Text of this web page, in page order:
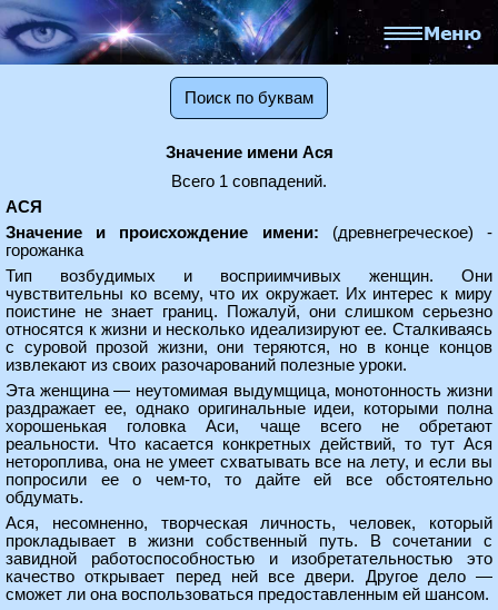
Поиск по буквам
Значение имени Ася
Всего 1 совпадений.
АСЯ
Значение и происхождение имени: (древнегреческое) -
горожанка
Тип возбудимых и восприимчивых женщин. Они
чувствительны ко всему, что их окружает. Их интерес к миру
поистине не знает границ. Пожалуй, они слишком серьезно
относятся к жизни и несколько идеализируют ее. Сталкиваясь
с суровой прозой жизни, они теряются, но в конце концов
извлекают из своих разочарований полезные уроки.
Эта женщина — неутомимая выдумщица, монотонность жизни
раздражает ее, однако оригинальные идеи, которыми полна
хорошенькая головка Аси, чаще всего не обретают
реальности. Что касается конкретных действий, то тут Ася
нетороплива, она не умеет схватывать все на лету, и если вы
попросили ее о чем-то, то дайте ей все обстоятельно
обдумать.
Ася, несомненно, творческая личность, человек, который
прокладывает в жизни собственный путь. В сочетании с
завидной работоспособностью и изобретательностью это
качество открывает перед ней все двери. Другое дело —
сможет ли она воспользоваться предоставленным ей шансом.